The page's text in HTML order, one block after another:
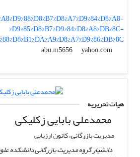
%D9%85%D8%B7%D9%84%D8%A8%DB%8C-
abu.m5656
yahoo.com
هیات تحریریه
محمدعلی بابایی زکلیکی
مدیریت بازرگانی، کانون ارزیابی
دانشیار گروه مدیریت بازرگانی دانشکده